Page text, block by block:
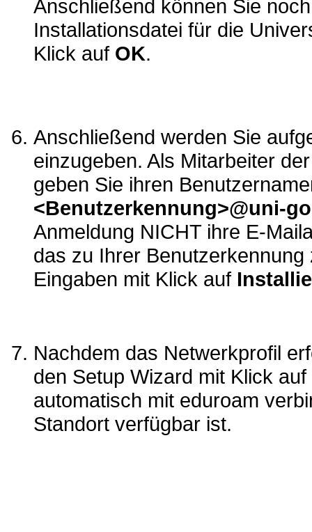
Anschließend können Sie
Installationsdatei für die
Klick auf OK.
Anschließend werden Sie
einzugeben. Als Mitarbeiter
geben Sie ihren
<Benutzerkennung>@uni-
Anmeldung NICHT ihre E-
das zu Ihrer
Eingaben mit Klick auf
Nachdem das Netwerkprofil
den Setup Wizard mit Klick auf
automatisch mit eduroam
Standort verfügbar ist.